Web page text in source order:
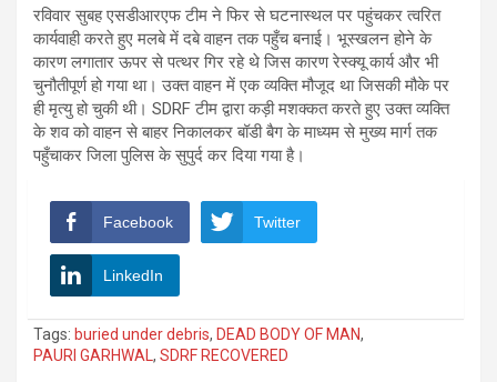
रविवार सुबह एसडीआरएफ टीम ने फिर से घटनास्थल पर पहुंचकर त्वरित
कार्यवाही करते हुए मलबे में दबे वाहन तक पहुँच बनाई। भूस्खलन होने के
कारण लगातार ऊपर से पत्थर गिर रहे थे जिस कारण रेस्क्यू कार्य और भी
चुनौतीपूर्ण हो गया था। उक्त वाहन में एक व्यक्ति मौजूद था जिसकी मौके पर
ही मृत्यु हो चुकी थी। SDRF टीम द्वारा कड़ी मशक्कत करते हुए उक्त व्यक्ति
के शव को वाहन से बाहर निकालकर बॉडी बैग के माध्यम से मुख्य मार्ग तक
पहुँचाकर जिला पुलिस के सुपुर्द कर दिया गया है।
Facebook Twitter
LinkedIn
Tags: buried under debris, DEAD BODY OF MAN,
PAURI GARHWAL , SDRF RECOVERED